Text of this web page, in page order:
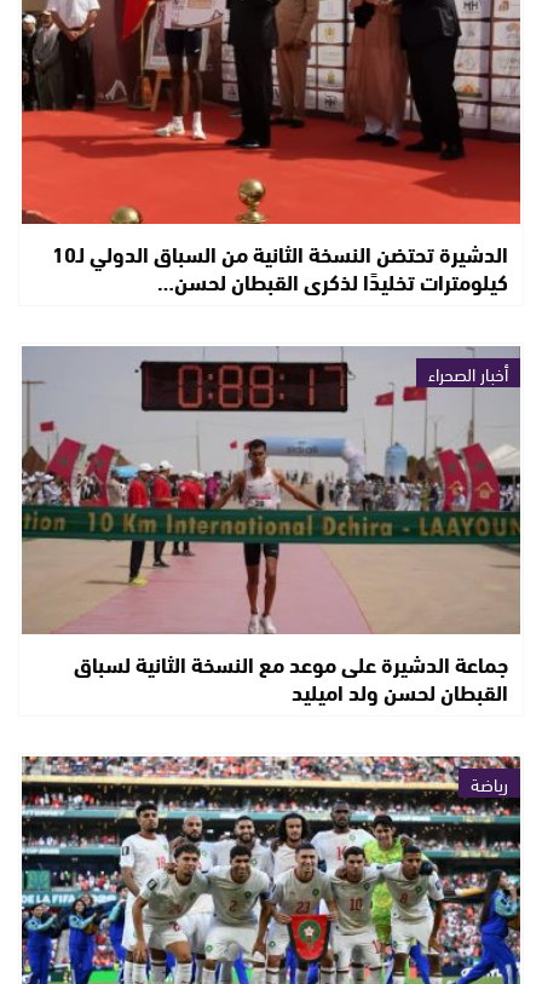
الدشيرة تحتضن النسخة الثانية من السباق الدولي لـ10
كيلومترات تخليدًا لذكرى القبطان لحسن…
أخبار الصحراء
جماعة الدشيرة على موعد مع النسخة الثانية لسباق
القبطان لحسن ولد اميليد
رياضة